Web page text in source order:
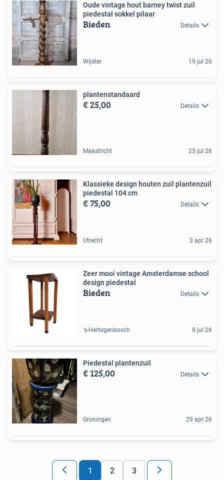
Oude vintage hout barney twist zuil
piedestal sokkel pilaar
Bieden Details
Wijster 19 jul 26
plantenstandaard
€ 25,00 Details
Maastricht 25 jul 26
Klassieke design houten zuil plantenzuil
piedestal 104 cm
€ 75,00 Details
Utrecht 3 apr 26
Zeer mooi vintage Amsterdamse school
design piedestal
Bieden Details
's-Hertogenbosch 8 jul 26
Piedestal plantenzuil
€ 125,00 Details
Groningen 29 apr 26
1 2 3